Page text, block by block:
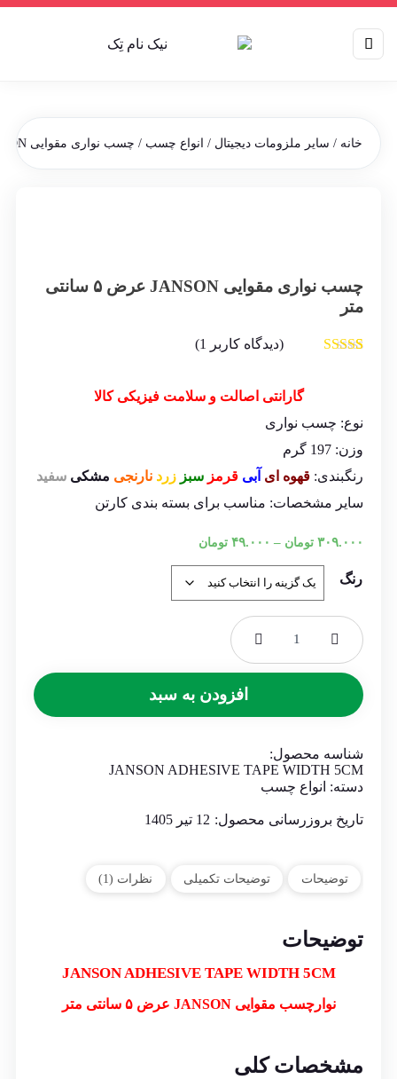
خانه / سایر ملزومات دیجیتال / انواع چسب / چسب نواری مقوایی JANSON عرض ۵ سانتی متر
چسب نواری مقوایی JANSON عرض ۵ سانتی
متر
(دیدگاه کاربر 1
)
گارانتی اصالت و سلامت فیزیکی کالا
نوع: چسب نواری
وزن: 197 گرم
رنگبندی: قهوه ای آبی قرمز سبز زرد نارنجی مشکی سفید
سایر مشخصات: مناسب برای بسته بندی کارتن
۳۰۹.۰۰۰ تومان – ۴۹.۰۰۰ تومانPrice
through
۳۰۹.۰۰۰ تومان
رنگ
چسب
نواری
JANSON
سانتی
متر
افزودن به سبد
شناسه محصول:
JANSON ADHESIVE TAPE WIDTH 5CM
دسته: انواع چسب
تاریخ بروزرسانی محصول: 12 تیر 1405
توضیحات توضیحات تکمیلی نظرات (1)
توضیحات
JANSON ADHESIVE TAPE WIDTH 5CM
نوارچسب مقوایی JANSON عرض ۵ سانتی متر
مشخصات کلی